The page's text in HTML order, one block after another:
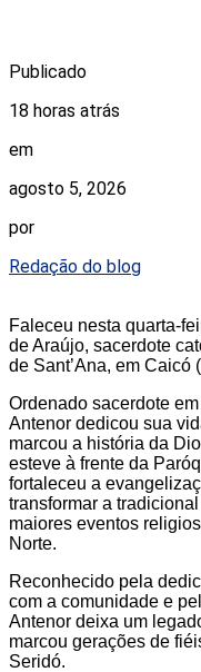
Publicado
18 horas atrás
em
agosto 5, 2026
por
Redação do blog
Faleceu nesta quarta-
de Araújo, sacerdote
de Sant’Ana, em Caicó
Ordenado sacerdote
Antenor dedicou sua
marcou a história da
esteve à frente da
fortaleceu a
transformar a
maiores eventos
Norte.
Reconhecido pela
com a comunidade e
Antenor deixa um
marcou gerações de
Seridó.